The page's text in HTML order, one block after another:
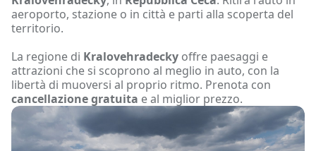
aeroporto, stazione o in città e parti alla scoperta del
territorio.
La regione di Kralovehradecky offre paesaggi e
attrazioni che si scoprono al meglio in auto, con la
libertà di muoversi al proprio ritmo. Prenota con
cancellazione gratuita e al miglior prezzo.